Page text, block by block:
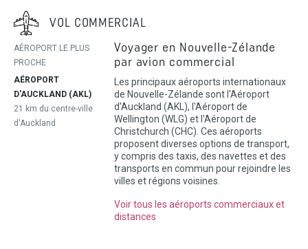
VOL COMMERCIAL
AÉROPORT LE PLUS
PROCHE
AÉROPORT
D'AUCKLAND (AKL)
21 km du centre-ville
d'Auckland
Voyager en Nouvelle-Zélande
par avion commercial
Les principaux aéroports internationaux
de Nouvelle-Zélande sont l'Aéroport
d'Auckland (AKL), l'Aéroport de
Wellington (WLG) et l'Aéroport de
Christchurch (CHC). Ces aéroports
proposent diverses options de transport,
y compris des taxis, des navettes et des
transports en commun pour rejoindre les
villes et régions voisines.
Voir tous les aéroports commerciaux et
distances